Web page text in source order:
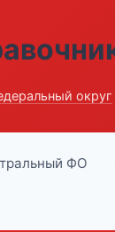
округ
ФО